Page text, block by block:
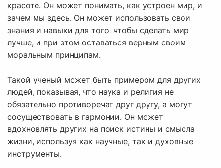
красоте. Он может понимать, как устроен мир, и
зачем мы здесь. Он может использовать свои
знания и навыки для того, чтобы сделать мир
лучше, и при этом оставаться верным своим
моральным принципам.
Такой ученый может быть примером для других
людей, показывая, что наука и религия не
обязательно противоречат друг другу, а могут
сосуществовать в гармонии. Он может
вдохновлять других на поиск истины и смысла
жизни, используя как научные, так и духовные
инструменты.